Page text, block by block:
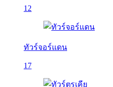
12
ทัวร์จอร์แดน
17